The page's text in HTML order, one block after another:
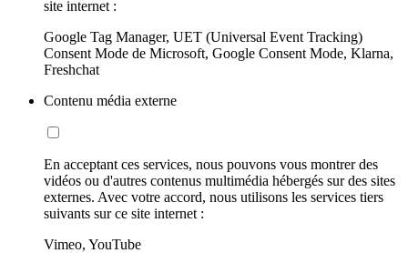
site internet :
Google Tag Manager, UET (Universal Event Tracking)
Consent Mode de Microsoft, Google Consent Mode, Klarna,
Freshchat
Contenu média externe
En acceptant ces services, nous pouvons vous montrer des
vidéos ou d'autres contenus multimédia hébergés sur des sites
externes. Avec votre accord, nous utilisons les services tiers
suivants sur ce site internet :
Vimeo, YouTube